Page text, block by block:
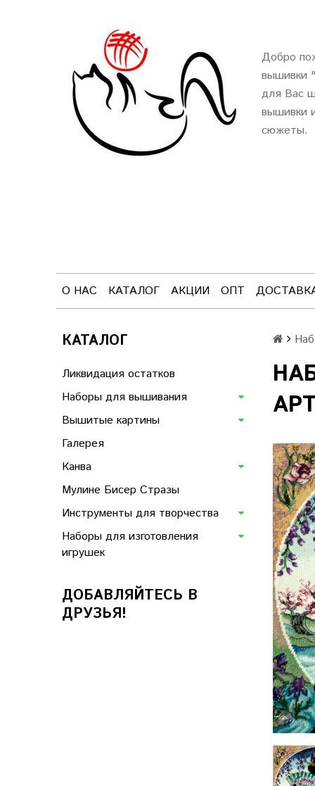
Добро
вышивки "
для Вас
вышивки
сюжеты.
О НАС КАТАЛОГ АКЦИИ ОПТ
КАТАЛОГ
Ликвидация остатков
Наборы для вышивания
Вышитые картины
Галерея
Канва
Мулине Бисер Стразы
Инструменты для творчества
Наборы для изготовления
игрушек
ДОБАВЛЯЙТЕСЬ В
ДРУЗЬЯ!